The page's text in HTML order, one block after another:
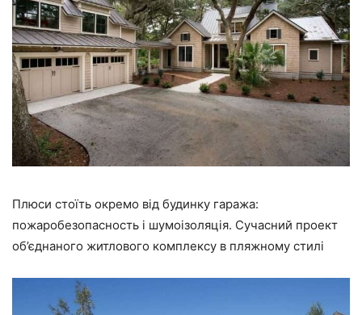
Плюси стоїть окремо від будинку гаража:
пожаробезопасность і шумоізоляція. Сучасний проект
об’єднаного житлового комплексу в пляжному стилі